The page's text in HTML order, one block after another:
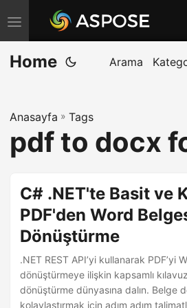
G
e
z
m
e
y
D
Home Arama
Anasayfa » Tags
pdf to docx
C# .NET'te Basit ve
PDF'den Word
Dönüştürme
.NET REST API’yi kullanarak PDF’yi
dönüştürmeye ilişkin kapsamlı
dönüştürme dünyasına dalın. Belge
kolaylaştırmak için adım adım